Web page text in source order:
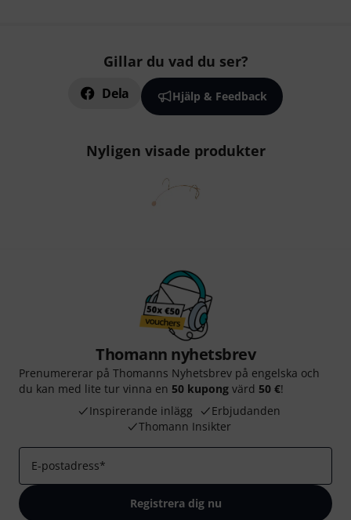
Gillar du vad du ser?
Dela Hjälp & Feedback
Nyligen visade produkter
Thomann nyhetsbrev
Prenumererar på Thomanns Nyhetsbrev på engelska och
du kan med lite tur vinna en 50 kupong värd 50 €!
Inspirerande inlägg
Erbjudanden
Thomann Insikter
E-postadress*
Registrera dig nu